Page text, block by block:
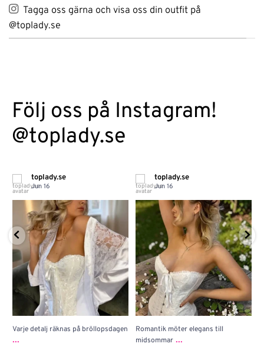
Tagga oss gärna och visa oss din outfit på
@toplady.se
Följ oss på Instagram!
@toplady.se
toplady.se
Jun 16
Varje detalj räknas på bröllopsdagen
...
toplady.se
Jun 16
Romantik möter elegans till
midsommar ...